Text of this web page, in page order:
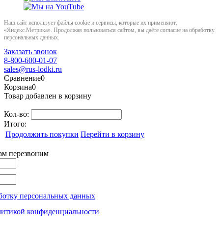
Наш сайт использует файлы cookie и сервисы, которые их применяют:
«Яндекс.Метрика». Продолжая пользоваться сайтом, вы даёте согласие на обработку
персональных данных.
Заказать звонок
8-800-600-01-07
sales@rus-lodki.ru
Сравнение0
Корзина0
Товар добавлен в корзину
Кол-во:
Итого:
Продолжить покупки Перейти в корзину
перезвоним
персональных данных
конфиденциальности